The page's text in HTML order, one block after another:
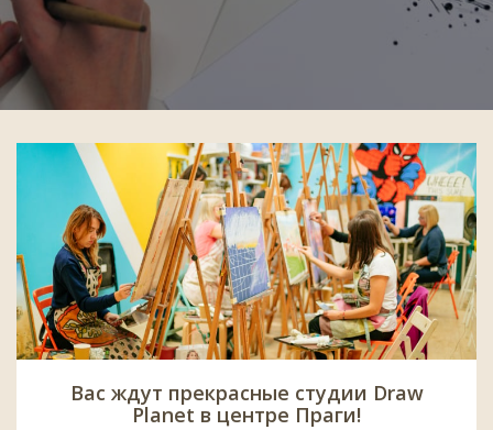
Вас ждут прекрасные студии Draw
Planet в центре Праги!